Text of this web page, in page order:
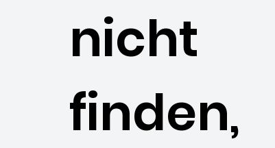
nicht
finden,